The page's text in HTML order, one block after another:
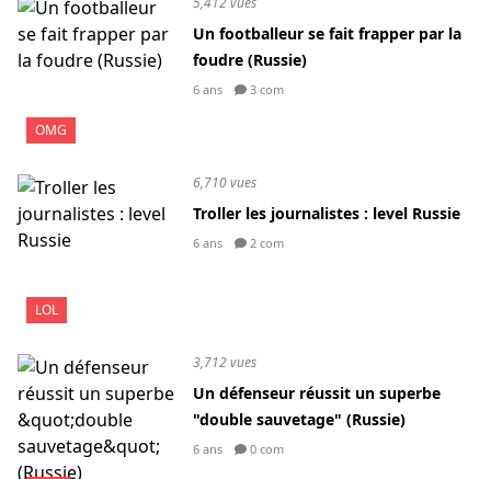
OMG
Un footballeur se fait frapper par la
foudre (Russie)
6 ans 3 com
LOL
6,710 vues
Troller les journalistes : level Russie
6 ans 2 com
3,712 vues
Un défenseur réussit un superbe
"double sauvetage" (Russie)
6 ans 0 com